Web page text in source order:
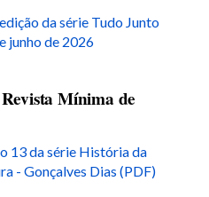
da série Tudo Junto
junho de 2026
Mínima de
13 da série História da
- Gonçalves Dias (PDF)